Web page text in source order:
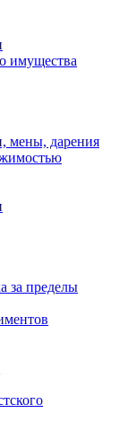
имущества
мены, дарения
за пределы